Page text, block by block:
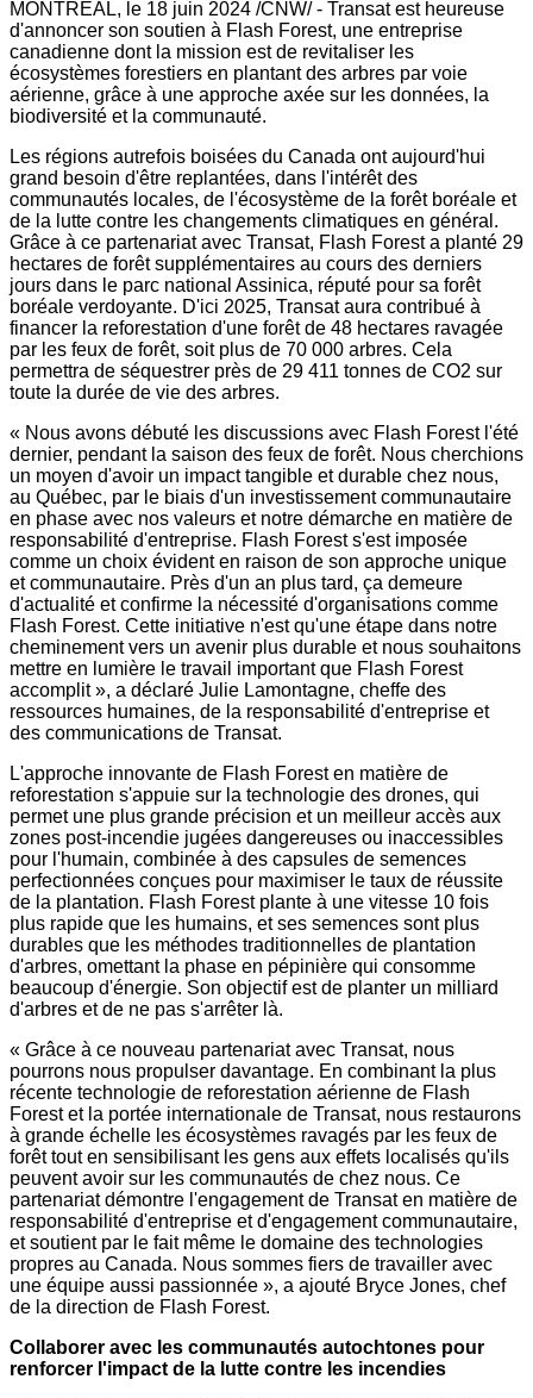
MONTRÉAL, le 18 juin 2024 /CNW/ - Transat est heureuse
d'annoncer son soutien à Flash Forest, une entreprise
canadienne dont la mission est de revitaliser les
écosystèmes forestiers en plantant des arbres par voie
aérienne, grâce à une approche axée sur les données, la
biodiversité et la communauté.
Les régions autrefois boisées du Canada ont aujourd'hui
grand besoin d'être replantées, dans l'intérêt des
communautés locales, de l'écosystème de la forêt boréale et
de la lutte contre les changements climatiques en général.
Grâce à ce partenariat avec Transat, Flash Forest a planté 29
hectares de forêt supplémentaires au cours des derniers
jours dans le parc national Assinica, réputé pour sa forêt
boréale verdoyante. D'ici 2025, Transat aura contribué à
financer la reforestation d'une forêt de 48 hectares ravagée
par les feux de forêt, soit plus de 70 000 arbres. Cela
permettra de séquestrer près de 29 411 tonnes de CO2 sur
toute la durée de vie des arbres.
« Nous avons débuté les discussions avec Flash Forest l'été
dernier, pendant la saison des feux de forêt. Nous cherchions
un moyen d'avoir un impact tangible et durable chez nous,
au Québec, par le biais d'un investissement communautaire
en phase avec nos valeurs et notre démarche en matière de
responsabilité d'entreprise. Flash Forest s'est imposée
comme un choix évident en raison de son approche unique
et communautaire. Près d'un an plus tard, ça demeure
d'actualité et confirme la nécessité d'organisations comme
Flash Forest. Cette initiative n'est qu'une étape dans notre
cheminement vers un avenir plus durable et nous souhaitons
mettre en lumière le travail important que Flash Forest
accomplit », a déclaré Julie Lamontagne, cheffe des
ressources humaines, de la responsabilité d'entreprise et
des communications de Transat.
L'approche innovante de Flash Forest en matière de
reforestation s'appuie sur la technologie des drones, qui
permet une plus grande précision et un meilleur accès aux
zones post-incendie jugées dangereuses ou inaccessibles
pour l'humain, combinée à des capsules de semences
perfectionnées conçues pour maximiser le taux de réussite
de la plantation. Flash Forest plante à une vitesse 10 fois
plus rapide que les humains, et ses semences sont plus
durables que les méthodes traditionnelles de plantation
d'arbres, omettant la phase en pépinière qui consomme
beaucoup d'énergie. Son objectif est de planter un milliard
d'arbres et de ne pas s'arrêter là.
« Grâce à ce nouveau partenariat avec Transat, nous
pourrons nous propulser davantage. En combinant la plus
récente technologie de reforestation aérienne de Flash
Forest et la portée internationale de Transat, nous restaurons
à grande échelle les écosystèmes ravagés par les feux de
forêt tout en sensibilisant les gens aux effets localisés qu'ils
peuvent avoir sur les communautés de chez nous. Ce
partenariat démontre l'engagement de Transat en matière de
responsabilité d'entreprise et d'engagement communautaire,
et soutient par le fait même le domaine des technologies
propres au Canada. Nous sommes fiers de travailler avec
une équipe aussi passionnée », a ajouté Bryce Jones, chef
de la direction de Flash Forest.
Collaborer avec les communautés autochtones pour
renforcer l'impact de la lutte contre les incendies